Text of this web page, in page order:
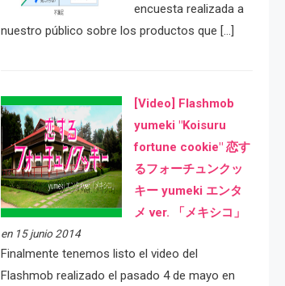
encuesta realizada a
nuestro público sobre los productos que […]
[Video] Flashmob
yumeki "Koisuru
fortune cookie" 恋す
るフォーチュンクッ
キー yumeki エンタ
メ ver. 「メキシコ」
en 15 junio 2014
Finalmente tenemos listo el video del
Flashmob realizado el pasado 4 de mayo en